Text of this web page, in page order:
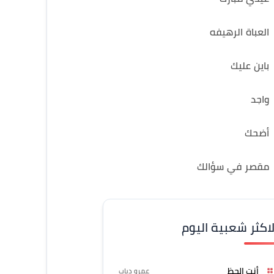
العباة الرهيفه
باين عليك
واجد
أضحك
مقصر في سؤالك
شعبية اليوم
أنت الحظ عمرو دياب